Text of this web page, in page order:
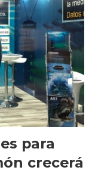
para
crecerá